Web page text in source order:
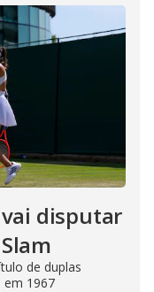
disputar
de duplas
em 1967